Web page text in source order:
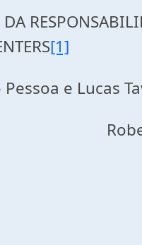
[1]
e Lucas